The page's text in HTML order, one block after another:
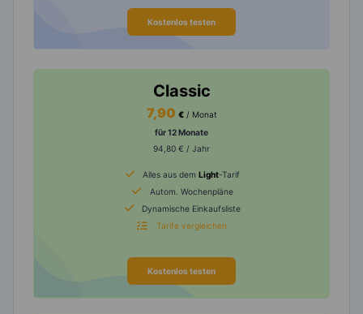
Kostenlos testen
Classic
7,90 € / Monat
für 12 Monate
94,80 € / Jahr
Alles aus dem Light-Tarif
Autom. Wochenpläne
Dynamische Einkaufsliste
Tarife vergleichen
Kostenlos testen